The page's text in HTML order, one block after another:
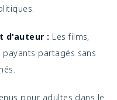
d'auteur : Les films,
partagés sans
pour adultes dans le